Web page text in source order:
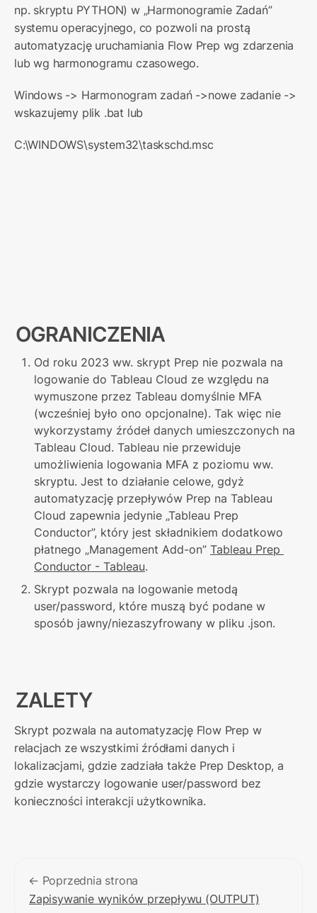
np. skryptu PYTHON) w „Harmonogramie Zadań”
systemu operacyjnego, co pozwoli na prostą
automatyzację uruchamiania Flow Prep wg zdarzenia
lub wg harmonogramu czasowego.
Windows -> Harmonogram zadań ->nowe zadanie ->
wskazujemy plik .bat lub
C:\WINDOWS\system32\taskschd.msc
OGRANICZENIA
Od roku 2023 ww. skrypt Prep nie pozwala na
logowanie do Tableau Cloud ze względu na
wymuszone przez Tableau domyślnie MFA
(wcześniej było ono opcjonalne). Tak więc nie
wykorzystamy źródeł danych umieszczonych na
Tableau Cloud. Tableau nie przewiduje
umożliwienia logowania MFA z poziomu ww.
skryptu. Jest to działanie celowe, gdyż
automatyzację przepływów Prep na Tableau
Cloud zapewnia jedynie „Tableau Prep
Conductor”, który jest składnikiem dodatkowo
płatnego „Management Add-on” Tableau Prep
Conductor - Tableau.
Skrypt pozwala na logowanie metodą
user/password, które muszą być podane w
sposób jawny/niezaszyfrowany w pliku .json.
ZALETY
Skrypt pozwala na automatyzację Flow Prep w
relacjach ze wszystkimi źródłami danych i
lokalizacjami, gdzie zadziała także Prep Desktop, a
gdzie wystarczy logowanie user/password bez
konieczności interakcji użytkownika.
← Poprzednia strona
Zapisywanie wyników przepływu (OUTPUT)